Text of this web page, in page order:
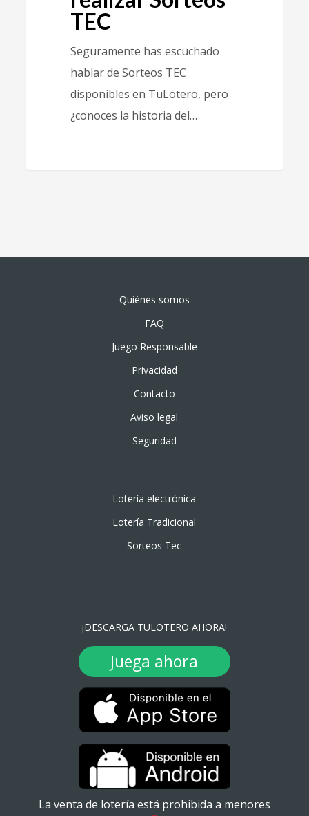
TEC
Seguramente has escuchado
hablar de Sorteos TEC
disponibles en TuLotero, pero
¿conoces la historia del…
Quiénes somos
FAQ
Juego Responsable
Privacidad
Contacto
Aviso legal
Seguridad
Lotería electrónica
Lotería Tradicional
Sorteos Tec
¡DESCARGA TULOTERO AHORA!
Juega ahora
La venta de lotería está prohibida a menores